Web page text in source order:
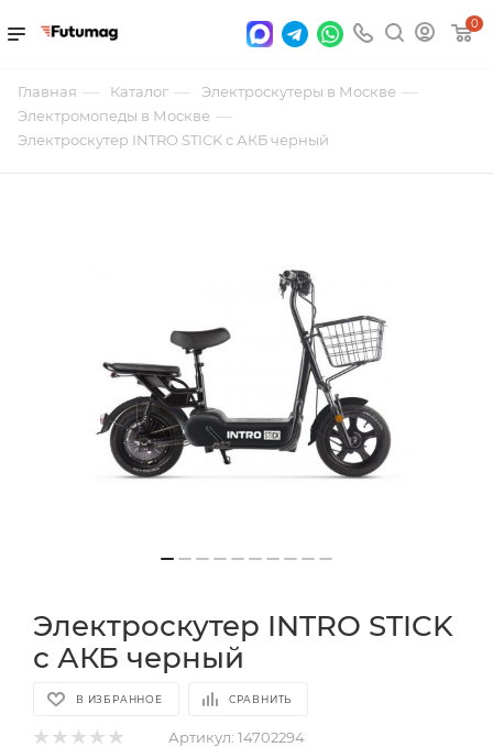
0
Главная — Каталог — Электроскутеры в Москве —
Электромопеды в Москве —
Электроскутер INTRO STICK с АКБ черный
Электроскутер INTRO STICK
с АКБ черный
В ИЗБРАННОЕ СРАВНИТЬ
Артикул: 14702294